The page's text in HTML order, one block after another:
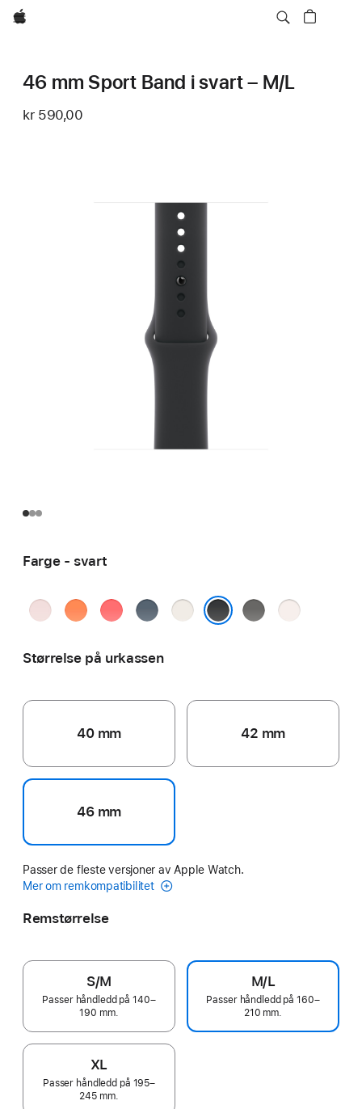
Apple
46 mm Sport Band i svart – M/L
kr 590,00
Farge - svart
myk rosaklementinlys guavaankerblåstjerneskinnsteingråsvak
Størrelse på urkassen
40 mm 42 mm
46 mm
Passer de fleste versjoner av Apple Watch.
Mer om remkompatibilitet
Remstørrelse
S/M
Passer håndledd på 140–
190 mm.
M/L
Passer håndledd på 160–
210 mm.
XL
Passer håndledd på 195–
245 mm.